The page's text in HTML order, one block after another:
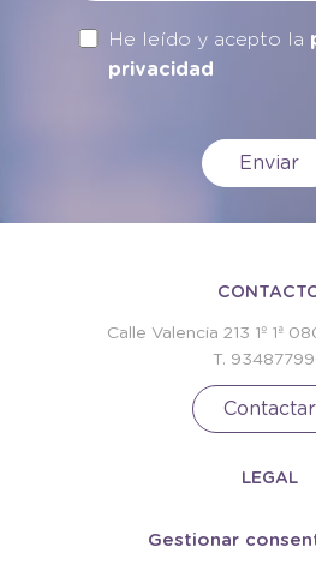
Gestionar
He leído y acepto la
privacidad
Calle Valencia 213 1º 1ª
T.
Contactar
LEGAL
Términos y